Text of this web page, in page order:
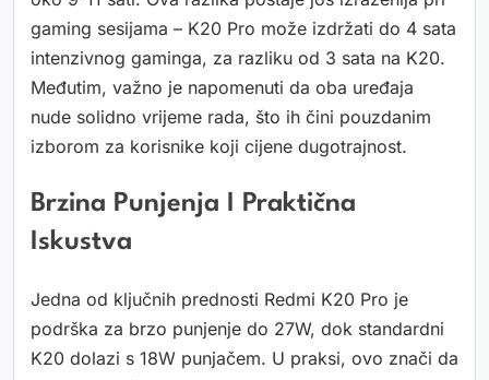
gaming sesijama – K20 Pro može izdržati do 4 sata
intenzivnog gaminga, za razliku od 3 sata na K20.
Međutim, važno je napomenuti da oba uređaja
nude solidno vrijeme rada, što ih čini pouzdanim
izborom za korisnike koji cijene dugotrajnost.
Brzina Punjenja I Praktična
Iskustva
Jedna od ključnih prednosti Redmi K20 Pro je
podrška za brzo punjenje do 27W, dok standardni
K20 dolazi s 18W punjačem. U praksi, ovo znači da